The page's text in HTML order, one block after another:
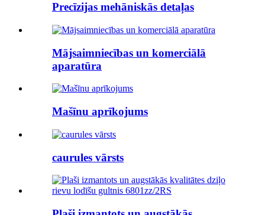
Precīzijas mehāniskās detaļas
Mājsaimniecības un komerciālā
aparatūra
Mašīnu aprīkojums
caurules vārsts